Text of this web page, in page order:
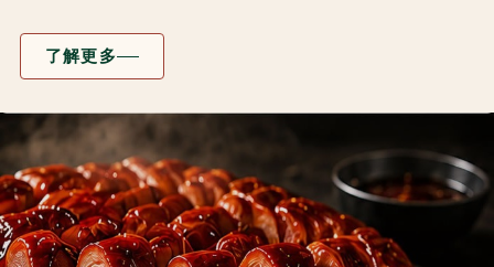
了解更多